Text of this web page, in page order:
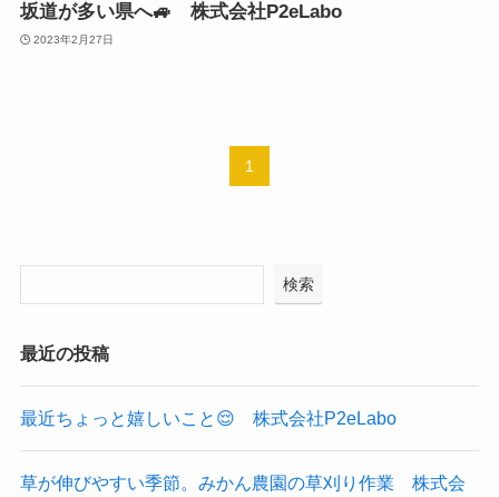
坂道が多い県へ🚙 株式会社P2eLabo
2023年2月27日
1
検索
最近の投稿
最近ちょっと嬉しいこと😌 株式会社P2eLabo
草が伸びやすい季節。みかん農園の草刈り作業 株式会